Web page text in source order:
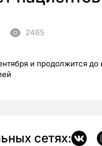
2465
и продолжится
сетях: